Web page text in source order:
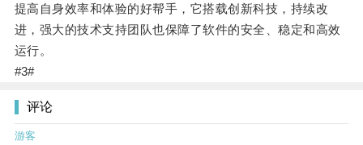
提高自身效率和体验的好帮手，它搭载创新科技，持续改
进，强大的技术支持团队也保障了软件的安全、稳定和高效
运行。
#3#
评论
游客